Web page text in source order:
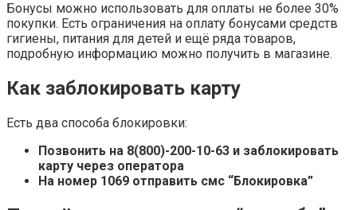
Бонусы можно использовать для оплаты не более 30%
покупки. Есть ограничения на оплату бонусами средств
гигиены, питания для детей и ещё ряда товаров,
подробную информацию можно получить в магазине.
Как заблокировать карту
Есть два способа блокировки:
Позвонить на 8(800)-200-10-63 и заблокировать
карту через оператора
На номер 1069 отправить смс “Блокировка”